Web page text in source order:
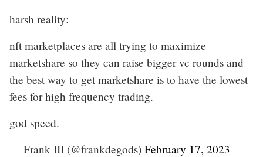
harsh reality:
nft marketplaces are all trying to maximize
marketshare so they can raise bigger vc rounds and
the best way to get marketshare is to have the lowest
fees for high frequency trading.
god speed.
— Frank III (@frankdegods) February 17, 2023